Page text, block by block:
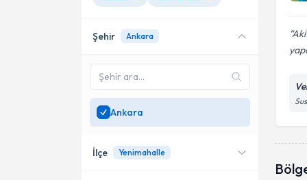
Şehir Ankara
Ankara
İlçe Yenimahalle